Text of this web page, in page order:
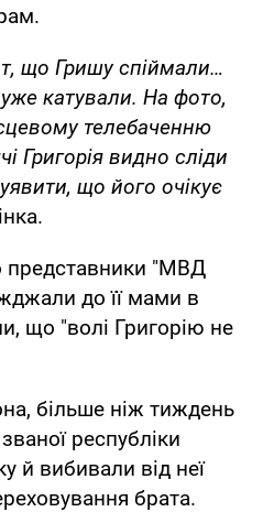
що Гришу спіймали…
катували. На фото,
телебаченню
Григорія видно сліди
що його очікує
представники "МВД
до її мами в
що "волі Григорію не
більше ніж тиждень
республіки
й вибивали від неї
брата.